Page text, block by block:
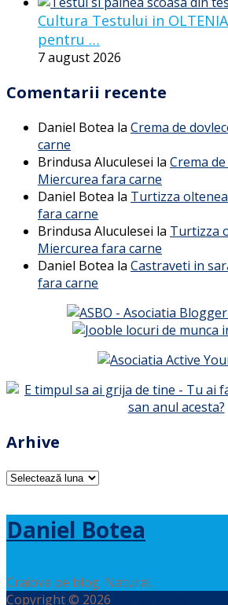
Cultura Testului in
pentru …
7 august 2026
Comentarii recente
Daniel Botea la Crema de
carne
Brindusa Aluculesei la Crema
Miercurea fara carne
Daniel Botea la Turtizza
fara carne
Brindusa Aluculesei la Turtizza
Miercurea fara carne
Daniel Botea la Castraveti in
fara carne
Arhive
Arhive
Daniel Botea
Craiova pe blog. Natural.
Copyright © 2026